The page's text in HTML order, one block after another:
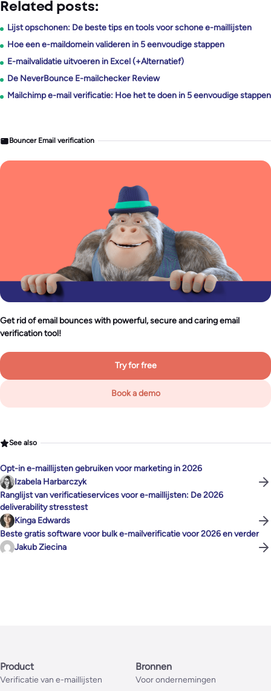
Related posts:
Lijst opschonen: De beste tips en tools voor schone e-maillijsten
Hoe een e-maildomein valideren in 5 eenvoudige stappen
E-mailvalidatie uitvoeren in Excel (+Alternatief)
De NeverBounce E-mailchecker Review
Mailchimp e-mail verificatie: Hoe het te doen in 5 eenvoudige stappen
Bouncer Email verification
Get rid of email bounces with powerful, secure and caring email
verification tool!
Try for free
Book a demo
See also
Opt-in e-maillijsten gebruiken voor marketing in 2026
Izabela Harbarczyk
Ranglijst van verificatieservices voor e-maillijsten: De 2026
deliverability stresstest
Kinga Edwards
Beste gratis software voor bulk e-mailverificatie voor 2026 en verder
Jakub Ziecina
Product
Verificatie van e-maillijsten
Bronnen
Voor ondernemingen